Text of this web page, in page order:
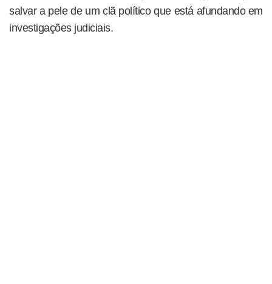
salvar a pele de um clã político que está afundando em
investigações judiciais.